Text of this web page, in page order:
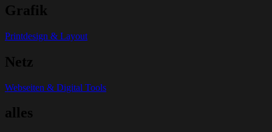
Grafik
Printdesign & Layout
Netz
Webseiten & Digital Tools
alles